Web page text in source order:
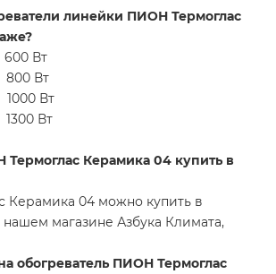
линейки ПИОН Термоглас
Вт
800 Вт
Вт
Вт
Керамика 04 купить в
04 можно купить в
магазине Азбука Климата,
обогреватель ПИОН Термоглас